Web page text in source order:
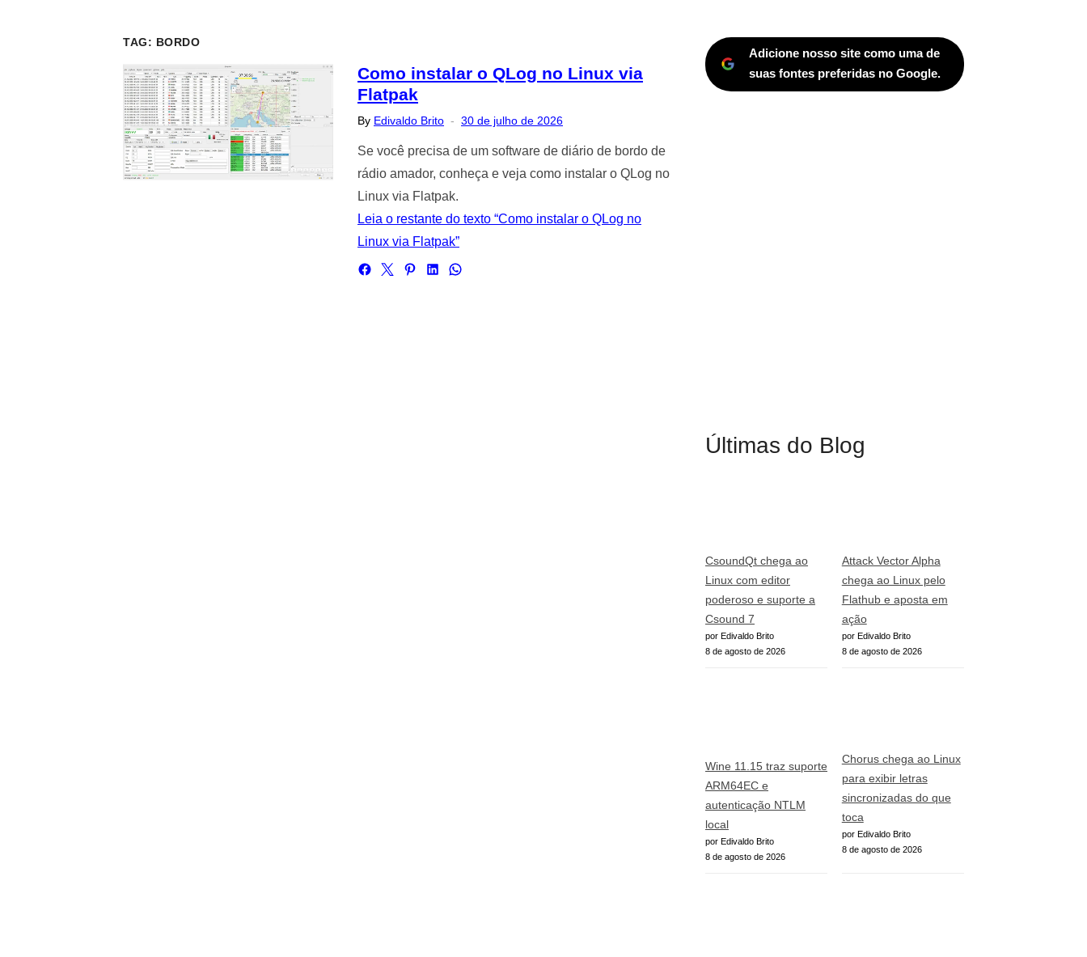
TAG: BORDO
Como instalar o QLog no Linux via
Flatpak
By Edivaldo Brito
Posted
30 de julho de 2026
Se você precisa de um software de diário de bordo de
rádio amador, conheça e veja como instalar o QLog no
Linux via Flatpak.
Leia o restante do texto “Como instalar o QLog no
Linux via Flatpak”
Adicione nosso site como uma de
suas fontes preferidas no Google.
Últimas do Blog
CsoundQt chega ao
Linux com editor
poderoso e suporte a
Csound 7
por Edivaldo Brito
8 de agosto de 2026
Attack Vector Alpha
chega ao Linux pelo
Flathub e aposta em
ação
por Edivaldo Brito
8 de agosto de 2026
Wine 11.15 traz suporte
ARM64EC e
autenticação NTLM
local
por Edivaldo Brito
8 de agosto de 2026
Chorus chega ao Linux
para exibir letras
sincronizadas do que
toca
por Edivaldo Brito
8 de agosto de 2026